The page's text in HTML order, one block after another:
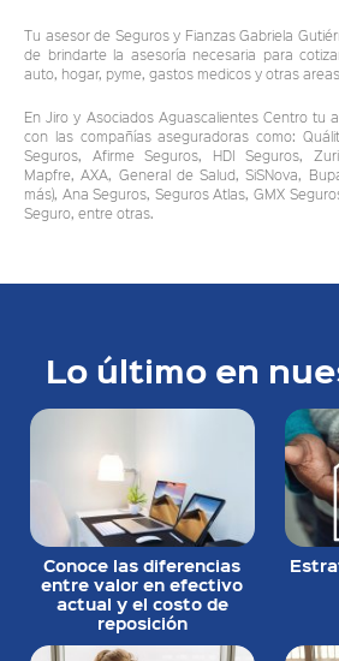
Tu asesor de Seguros y Fianzas Gabriela
de brindarte la asesoría necesaria para
auto, hogar, pyme, gastos medicos y otras
En Jiro y Asociados Aguascalientes Centro tu
con las compañías aseguradoras como:
Seguros, Afirme Seguros, HDI Seguros,
Mapfre, AXA, General de Salud, SiSNova,
más), Ana Seguros, Seguros Atlas, GMX
Seguro, entre otras.
Lo último en
Conoce las diferencias
entre valor en efectivo
actual y el costo de
reposición